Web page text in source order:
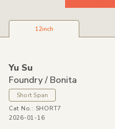
12inch
Yu Su
Foundry /Bonita
Short Span
Cat No.: SHORT7
2026-01-16